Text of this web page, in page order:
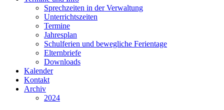
Sprechzeiten in der Verwaltung
Unterrichtszeiten
Termine
Jahresplan
Schulferien und bewegliche Ferientage
Elternbriefe
Downloads
Kalender
Kontakt
Archiv
2024